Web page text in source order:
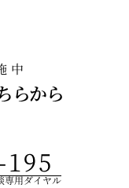
中
らから
専用ダイヤル